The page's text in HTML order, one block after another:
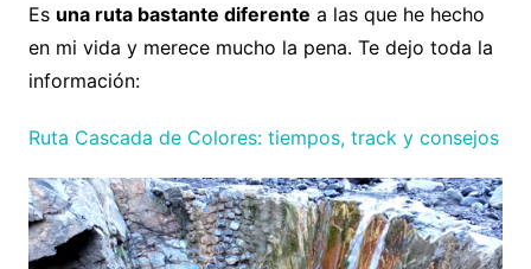
Es una ruta bastante diferente a las que he hecho
en mi vida y merece mucho la pena. Te dejo toda la
información:
Ruta Cascada de Colores: tiempos, track y consejos